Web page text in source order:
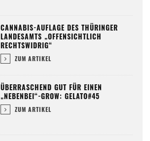
CANNABIS-AUFLAGE DES THÜRINGER
LANDESAMTS „OFFENSICHTLICH
RECHTSWIDRIG“
ZUM ARTIKEL
ÜBERRASCHEND GUT FÜR EINEN
„NEBENBEI“-GROW: GELATO#45
ZUM ARTIKEL